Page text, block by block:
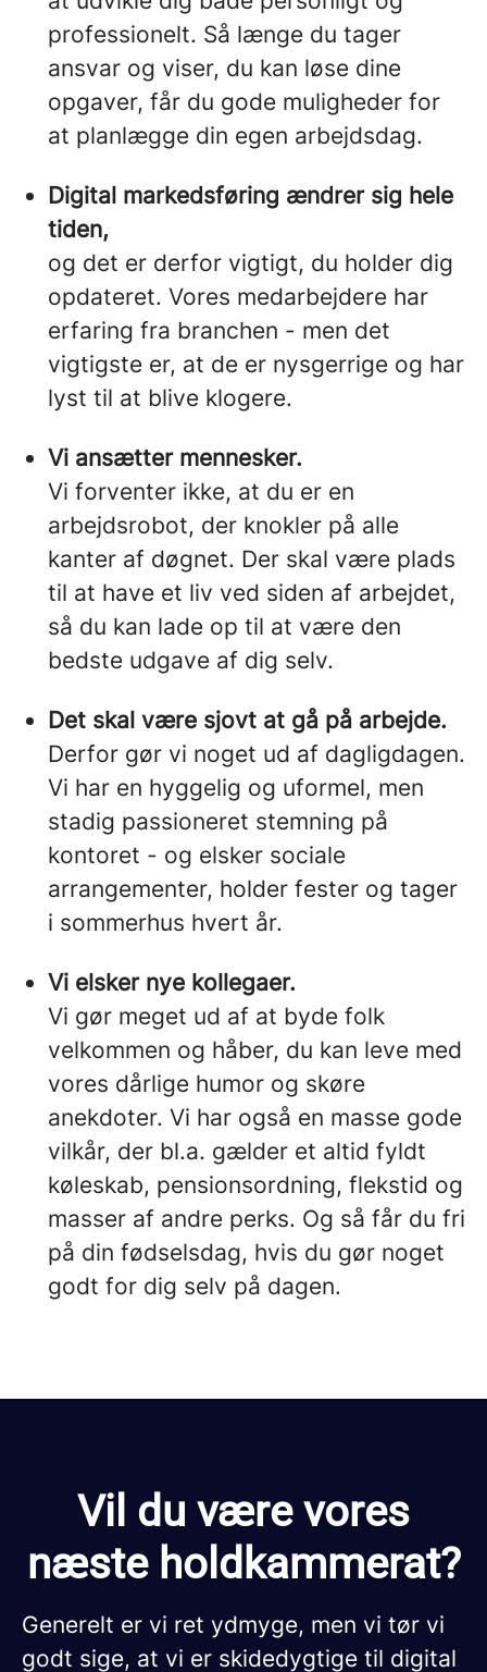
professionelt. Så længe du tager
ansvar og viser, du kan løse dine
opgaver, får du gode muligheder for
at planlægge din egen arbejdsdag.
Digital markedsføring ændrer sig hele
tiden,
og det er derfor vigtigt, du holder dig
opdateret. Vores medarbejdere har
erfaring fra branchen - men det
vigtigste er, at de er nysgerrige og har
lyst til at blive klogere.
Vi ansætter mennesker.
Vi forventer ikke, at du er en
arbejdsrobot, der knokler på alle
kanter af døgnet. Der skal være plads
til at have et liv ved siden af arbejdet,
så du kan lade op til at være den
bedste udgave af dig selv.
Det skal være sjovt at gå på arbejde.
Derfor gør vi noget ud af dagligdagen.
Vi har en hyggelig og uformel, men
stadig passioneret stemning på
kontoret - og elsker sociale
arrangementer, holder fester og tager
i sommerhus hvert år.
Vi elsker nye kollegaer.
Vi gør meget ud af at byde folk
velkommen og håber, du kan leve med
vores dårlige humor og skøre
anekdoter. Vi har også en masse gode
vilkår, der bl.a. gælder et altid fyldt
køleskab, pensionsordning, flekstid og
masser af andre perks. Og så får du fri
på din fødselsdag, hvis du gør noget
godt for dig selv på dagen.
Vil du være vores
næste holdkammerat?
Generelt er vi ret ydmyge, men vi tør vi
godt sige, at vi er skidedygtige til digital